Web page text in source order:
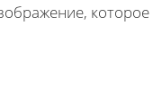
которое